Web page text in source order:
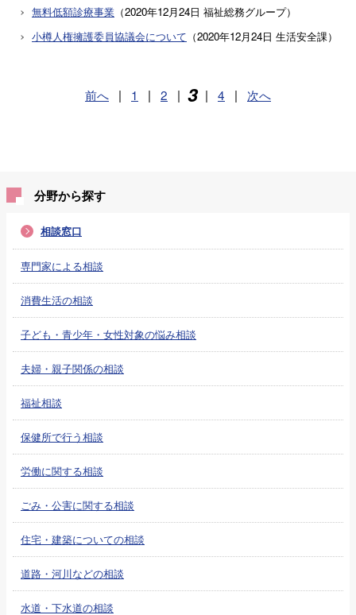
無料低額診療事業 （2020年12月24日 福祉総務グループ）
小樽人権擁護委員協議会について （2020年12月24日 生活安全課）
前へ | 1 | 2 | 3 | 4 | 次へ
分野から探す
相談窓口
専門家による相談
消費生活の相談
子ども・青少年・女性対象の悩み相談
夫婦・親子関係の相談
福祉相談
保健所で行う相談
労働に関する相談
ごみ・公害に関する相談
住宅・建築についての相談
道路・河川などの相談
水道・下水道の相談